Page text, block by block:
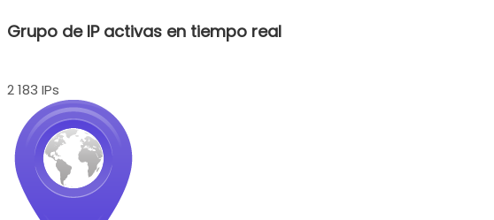
Grupo de IP activas en tiempo real
2 183 IPs